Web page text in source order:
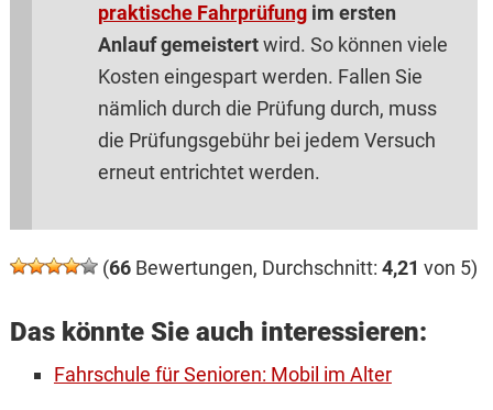
praktische Fahrprüfungim ersten
Anlauf gemeistertwird. So können viele
Kosten eingespart werden. Fallen Sie
nämlich durch die Prüfung durch, muss
die Prüfungsgebühr bei jedem Versuch
erneut entrichtet werden.
(66Bewertungen, Durchschnitt: 4,21 von 5)
Das könnte Sie auch interessieren:
Fahrschule für Senioren: Mobil im Alter